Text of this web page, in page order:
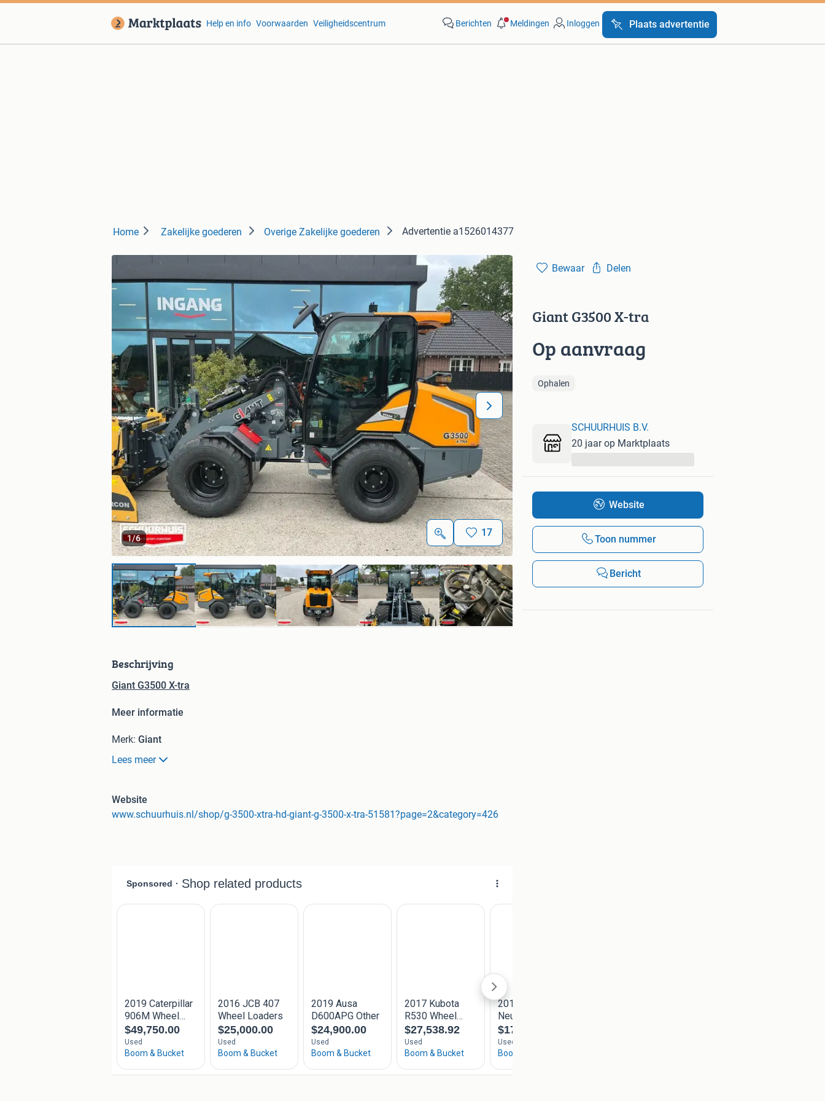
Help en info Voorwaarden Veiligheidscentrum Berichten Meldingen Inloggen Plaats advertentie
Home Zakelijke goederen Overige Zakelijke goederen Advertentie a1526014377
1/6 17
Beschrijving
Giant G3500 X-tra
Meer informatie
Merk: Giant
Model:
Bouwjaar:
Toepassingsgebied:
Optische staat:zeer goed
GIANT G3500 X-TRA Cabine Luxe Uitvoering – Direct uit voorraad leverbaar
stabiliteit en betrouwbaarheid. De X-TRA uitvoering onderscheidt zich door een zeer hoge
kiplast ten opzichte van het eigen gewicht, waardoor zware lasten veilig en efficiënt
verplaatst kunnen worden.
De luxe cabine zorgt voor optimaal comfort tijdens lange werkdagen en is voorzien van
onder andere:
Lees meer
Website
www.schuurhuis.nl/shop/g-3500-xtra-hd-giant-g-3500-x-tra-51581?page=2&category=426
Bewaar Delen
Giant G3500 X-tra
Op aanvraag
Ophalen
SCHUURHUIS B.V.
20 jaar op Marktplaats
Website
Toon nummer
Bericht